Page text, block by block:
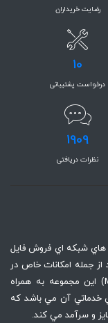
رضایت خریداران
10
درخواست پشتیبانی
1909
نظرات دریافتی
هاي شبكه اي فروش فايل
از جمله امكانات خاص در
سايت پازل قابليت چند فروشندگي (Market Place) اين مجموعه به همراه
خدماتي آن مي باشد كه
و سرآمد مي كند.